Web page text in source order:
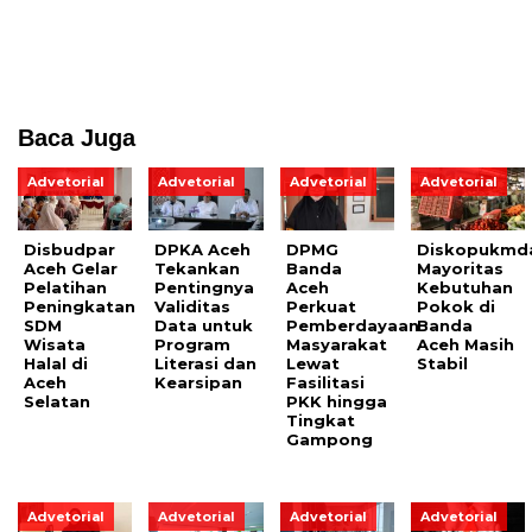
Baca Juga
Advetorial
Disbudpar
Aceh Gelar
Pelatihan
Peningkatan
SDM
Wisata
Halal di
Aceh
Selatan
Advetorial
DPKA Aceh
Tekankan
Pentingnya
Validitas
Data untuk
Program
Literasi dan
Kearsipan
Advetorial
DPMG
Banda
Aceh
Perkuat
Pemberdayaan
Masyarakat
Lewat
Fasilitasi
PKK hingga
Tingkat
Gampong
Advetorial
Mayoritas
Kebutuhan
Pokok di
Banda
Aceh Masih
Stabil
Advetorial Advetorial Advetorial Advetorial